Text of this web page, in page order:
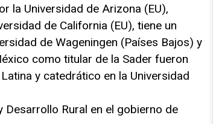
la Universidad de Arizona (EU),
de California (EU), tiene un
de Wageningen (Países Bajos) y
como titular de la Sader fueron
y catedrático en la Universidad
Rural en el gobierno de